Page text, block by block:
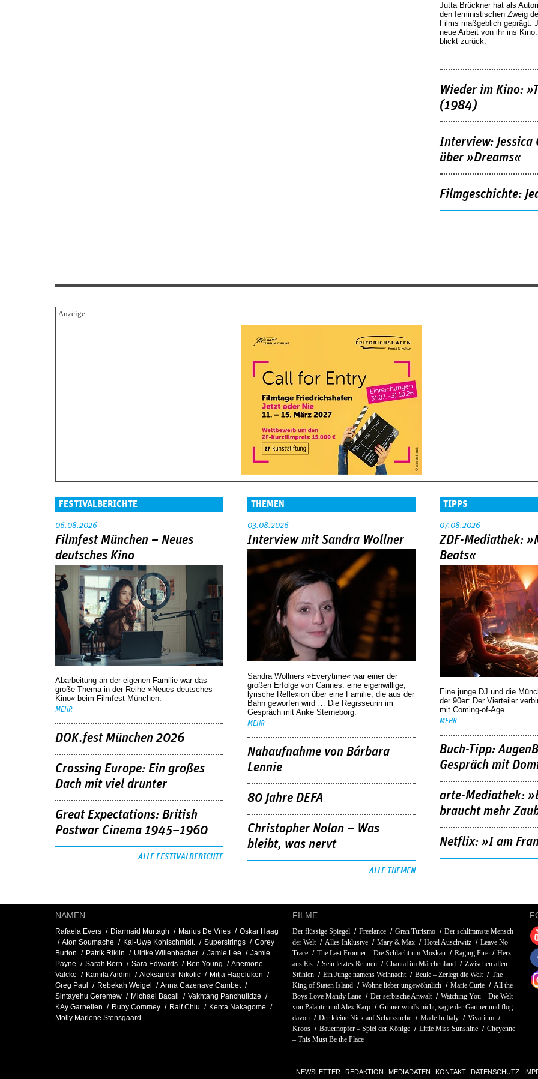
Jutta Brückner hat als
den feministischen Zweig
Films maßgeblich geprägt.
neue Arbeit von ihr ins
blickt zurück.
Wieder im Kino:
(1984)
Interview: Jessica
über »Dreams«
Filmgeschichte:
FESTIVALBERICHTE
06.08.2026
Filmfest München – Neues
deutsches Kino
Abarbeitung an der eigenen Familie war das
große Thema in der Reihe »Neues deutsches
Kino« beim Filmfest München.
MEHR
DOK.fest München 2026
Crossing Europe: Ein großes
Dach mit viel drunter
Great Expectations: British
Postwar Cinema 1945–1960
ALLE FESTIVALBERICHTE
THEMEN
03.08.2026
Interview mit Sandra Wollner
Sandra Wollners »Everytime« war einer der
großen Erfolge von Cannes: eine eigenwillige,
lyrische Reflexion über eine ­Familie, die aus der
Bahn geworfen wird … Die Regisseurin im
Gespräch mit Anke Sterneborg.
MEHR
Nahaufnahme von Bárbara
Lennie
80 Jahre DEFA
Christopher Nolan – Was
bleibt, was nervt
ALLE THEMEN
TIPPS
07.08.2026
ZDF-Mediathek:
Beats«
Eine junge DJ und die
der 90er: Der Vierteiler
mit Coming-of-Age.
MEHR
Buch-Tipp:
Gespräch mit
arte-Mediathek:
braucht mehr
Netflix: »I am
NAMEN
Rafaela Evers Diarmaid Murtagh Marius De Vries
Oskar Haag
Aton Soumache
Kai-Uwe Kohlschmidt. Superstrings
Corey
Burton
Patrik Riklin Ulrike Willenbacher Jamie Lee
Jamie
Payne
Sarah Born Sara Edwards Ben Young
Anemone
Valcke
Kamila Andini Aleksandar Nikolic
Mitja Hagelüken
Greg Paul
Rebekah Weigel
Anna Cazenave Cambet
Sintayehu Geremew
Michael Bacall
Vakhtang Panchulidze
KAy Garnellen
Ruby Commey Ralf Chiu
Kenta Nakagome
Molly Marlene Stensgaard
FILME
Der flüssige Spiegel Freelance Gran Turismo
Der schlimmste Mensch
der Welt
Alles Inklusive Mary & Max Hotel Auschwitz
Leave No
Trace
The Last Frontier – Die Schlacht um Moskau Raging Fire
Herz
aus Eis
Sein letztes Rennen Chantal im Märchenland
Zwischen allen
Stühlen
Ein Junge namens Weihnacht Beule – Zerlegt die Welt
The
King of Staten Island
Wohne lieber ungewöhnlich Marie Curie
All the
Boys Love Mandy Lane
Der serbische Anwalt
Watching You – Die Welt
von Palantir und Alex Karp
Grüner wird's nicht, sagte der Gärtner und flog
davon
Der kleine Nick auf Schatzsuche Made In Italy
Vivarium
Kroos
Bauernopfer – Spiel der Könige Little Miss Sunshine
Cheyenne
– This Must Be the Place
NEWSLETTER REDAKTION MEDIADATEN KONTAKT DATENSCHUTZ